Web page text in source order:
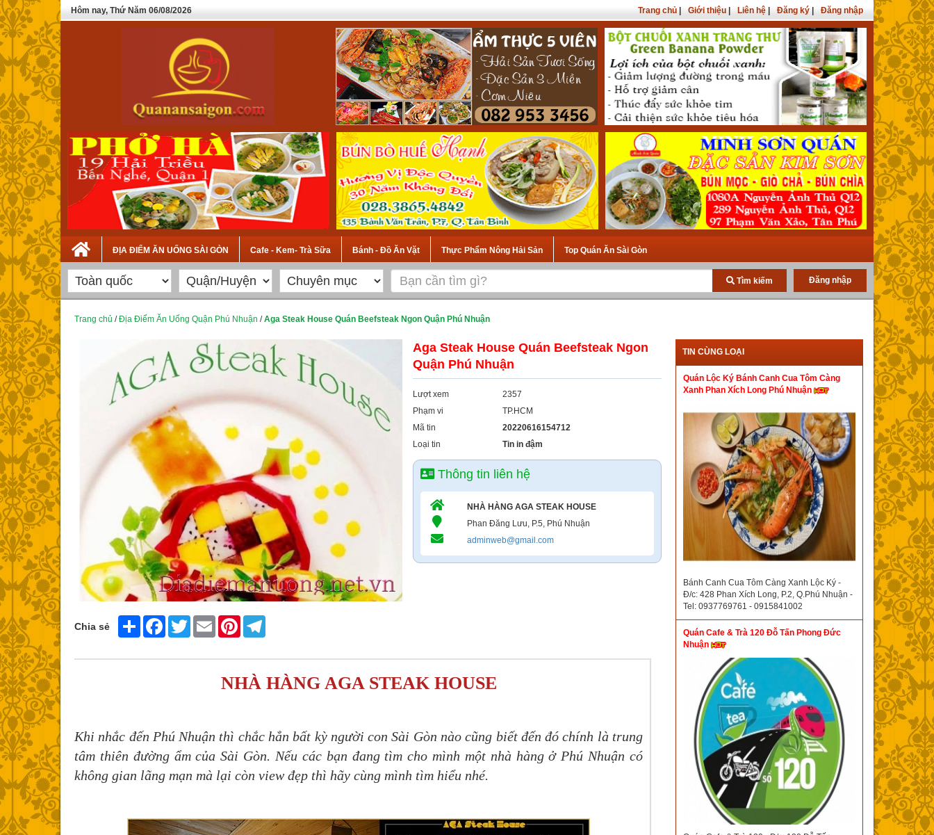
Hôm nay, Thứ Năm 06/08/2026 Trang chủ Giới thiệu Liên hệ Đăng ký Đăng nhập
ĐỊA ĐIỂM ĂN UỐNG SÀI GÒN Cafe - Kem- Trà Sữa Bánh - Đồ Ăn Vặt Thực Phẩm Nông Hải Sản Top Quán Ăn Sài Gòn
Tìm kiếm Đăng nhập
Trang chủ /Địa Điểm Ăn Uống Quận Phú Nhuận /Aga Steak House Quán Beefsteak Ngon Quận Phú Nhuận
Chia sẻ Share FacebookTwitter Email Pinterest
Aga Steak House Quán Beefsteak Ngon
Quận Phú Nhuận
Lượt xem
2357
Phạm vi
TP.HCM
Mã tin
20220616154712
Loại tin
Tin in đậm
Thông tin liên hệ
NHÀ HÀNG AGA STEAK HOUSE
Phan Đăng Lưu, P.5, Phú Nhuận
adminweb@gmail.com
NHÀ HÀNG AGA STEAK HOUSE
Khi nhắc đến Phú Nhuận thì chắc hẳn bất kỳ người con Sài Gòn nào cũng biết đến đó chính là trung
tâm thiên đường ẩm của Sài Gòn. Nếu các bạn đang tìm cho mình một nhà hàng ở Phú Nhuận có
không gian lãng mạn mà lại còn view đẹp thì hãy cùng mình tìm hiểu nhé.
TIN CÙNG LOẠI
Quán Lộc Ký Bánh Canh Cua Tôm Càng
Xanh Phan Xích Long Phú Nhuận
Bánh Canh Cua Tôm Càng Xanh Lộc Ký -
Đ/c: 428 Phan Xích Long, P.2, Q.Phú Nhuận -
Tel: 0937769761 - 0915841002
Quán Cafe & Trà 120 Đỗ Tấn Phong Đức
Nhuận